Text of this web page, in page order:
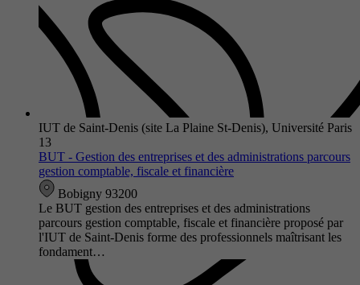
IUT de Saint-Denis (site La Plaine St-Denis), Université Paris
13
BUT - Gestion des entreprises et des administrations parcours
gestion comptable, fiscale et financière
Bobigny 93200
Le BUT gestion des entreprises et des administrations
parcours gestion comptable, fiscale et financière proposé par
l'IUT de Saint-Denis forme des professionnels maîtrisant les
fondament…